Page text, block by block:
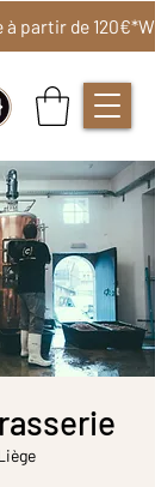
à partir de 120€*